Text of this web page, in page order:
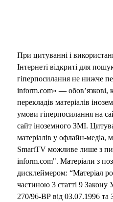
При цитуванні і
Інтернеті відкриті для
гіперпосилання не нижче
inform.com» — обов’язкові,
перекладів матеріалів
умови гіперпосилання на
сайт іноземного ЗМІ.
матеріалів у офлайн-медіа,
SmartTV можливе лише з
inform.com". Матеріали з
дисклеймером: “Матеріал
частиною 3 статті 9
270/96-ВР від 03.07.1996 та